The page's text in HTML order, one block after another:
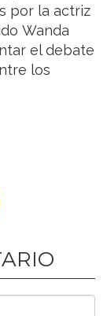
por la actriz
Wanda
el debate
los